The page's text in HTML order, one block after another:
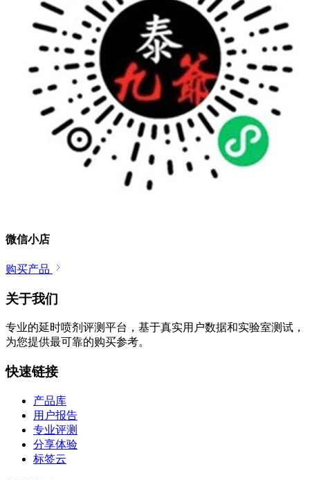
微信小店
购买产品
关于我们
专业的延时喷剂评测平台，基于真实用户数据和实验室测试，
为您提供最可靠的购买参考。
快速链接
产品库
用户报告
专业评测
分享体验
标签云